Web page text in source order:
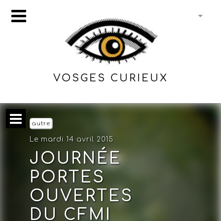
VOSGES CURIEUX
autre
Le mardi 14 avril 2015
JOURNÉE
PORTES
OUVERTES
DU CFMI